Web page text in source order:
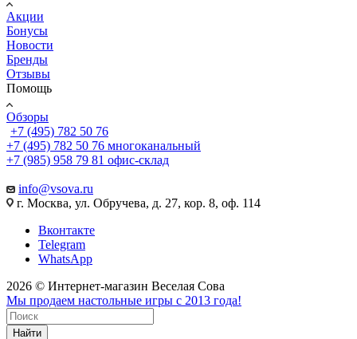
Акции
Бонусы
Новости
Бренды
Отзывы
Помощь
Обзоры
+7 (495) 782 50 76
+7 (495) 782 50 76 многоканальный
+7 (985) 958 79 81 офис-склад
info@vsova.ru
г. Москва, ул. Обручева, д. 27, кор. 8, оф. 114
Вконтакте
Telegram
WhatsApp
2026 © Интернет-магазин Веселая Сова
Мы продаем настольные игры с 2013 года!
Найти